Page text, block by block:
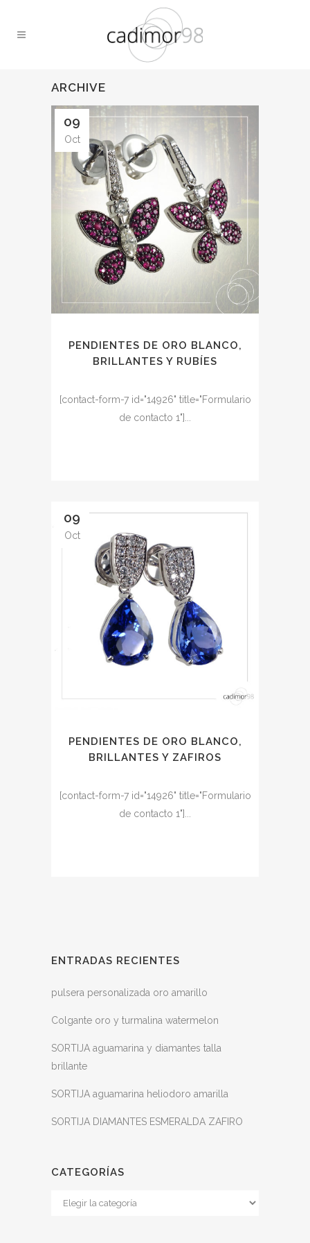
ARCHIVE
09
Oct
PENDIENTES DE ORO BLANCO,
BRILLANTES Y RUBÍES
[contact-form-7 id="14926" title="Formulario
de contacto 1"]...
09
Oct
PENDIENTES DE ORO BLANCO,
BRILLANTES Y ZAFIROS
[contact-form-7 id="14926" title="Formulario
de contacto 1"]...
ENTRADAS RECIENTES
pulsera personalizada oro amarillo
Colgante oro y turmalina watermelon
SORTIJA aguamarina y diamantes talla
brillante
SORTIJA aguamarina heliodoro amarilla
SORTIJA DIAMANTES ESMERALDA ZAFIRO
CATEGORÍAS
Categorías